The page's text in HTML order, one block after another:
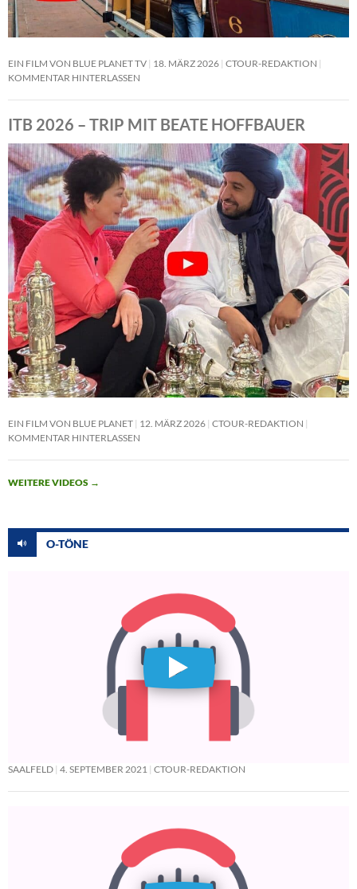
EIN FILM VON BLUE PLANET TV 18. MÄRZ 2026 CTOUR-REDAKTION
KOMMENTAR HINTERLASSEN
ITB 2026 – TRIP MIT BEATE HOFFBAUER
EIN FILM VON BLUE PLANET 12. MÄRZ 2026 CTOUR-REDAKTION
KOMMENTAR HINTERLASSEN
WEITERE VIDEOS →
O-TÖNE
SAALFELD 4. SEPTEMBER 2021 CTOUR-REDAKTION